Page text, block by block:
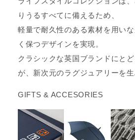
りうるすべてに備えるため、
軽量で耐久性のある素材を用い
く保つデザインを実現。
クラシックな英国ブランドにと
が、新次元のラグジュアリーを生
GIFTS & ACCESORIES